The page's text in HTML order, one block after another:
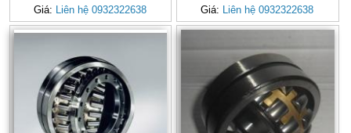
Giá: Liên hệ 0932322638 Giá: Liên hệ 0932322638